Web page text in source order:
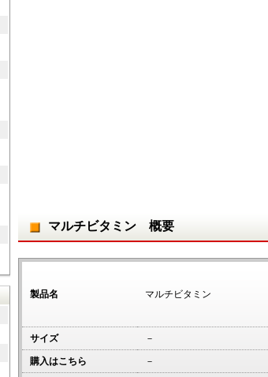
マルチビタミン 概要
製品名 マルチビタミン
サイズ －
購入はこちら －